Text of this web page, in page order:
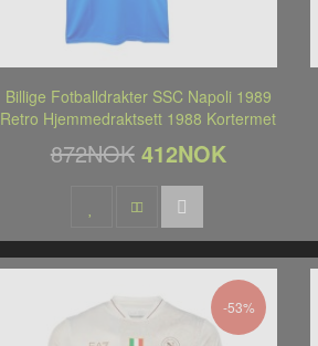
Billige Fotballdrakter SSC Napoli 1989
Retro Hjemmedraktsett 1988 Kortermet
872NOK 412NOK
-53%